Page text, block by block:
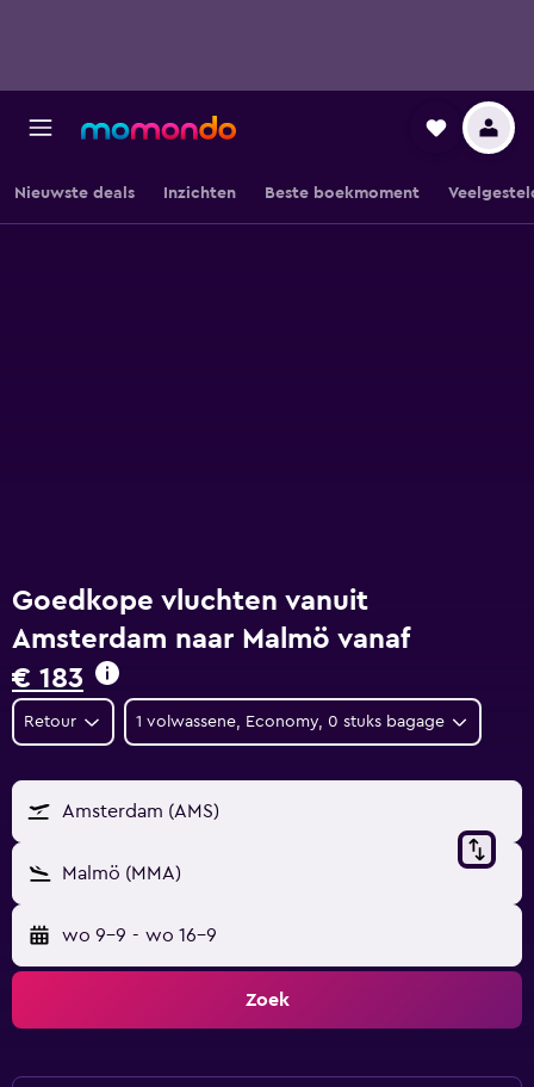
Nieuwste deals Inzichten Beste boekmoment
Goedkope vluchten vanuit
Amsterdam naar Malmö vanaf
€ 183
Retour 1 volwassene, Economy, 0 stuks bagage
Amsterdam (AMS)
Malmö (MMA)
wo 9-9 - wo 16-9
Zoek